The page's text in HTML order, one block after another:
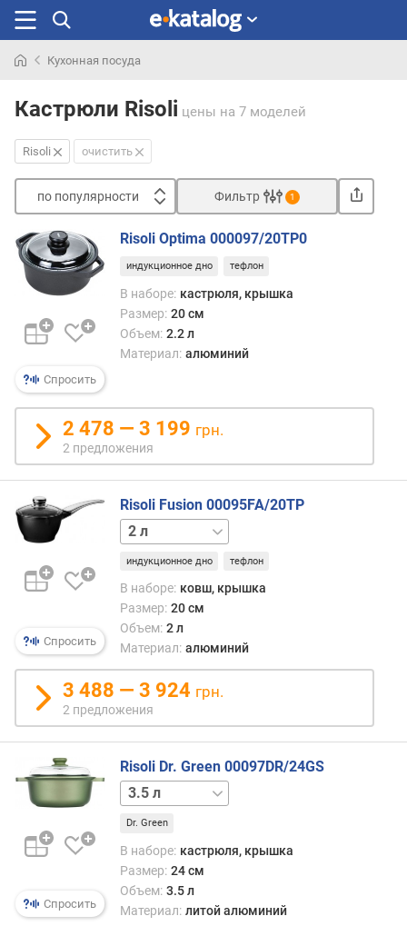
раньше
Кухонная посуда
Кастрюли Risoli цены на 7 моделей
Risoli очистить
по популярности
п
о
п
п
у
я
р
н
о
с
т
и
д
е
в
ы
х
к
д
о
р
о
г
м
т
д
Фильтр 1
Спросить
Risoli Optima 000097/20TP0
индукционное дно тефлон
В наборе: кастрюля, крышка
Размер: 20 см
Объем: 2.2 л
Материал: алюминий
2 478 — 3 199 грн.
2 предложения
Спросить
Risoli Fusion 00095FA/20TP
1.5 л
индукционное дно тефлон
В наборе: ковш, крышка
Размер: 20 см
Объем: 2 л
Материал: алюминий
3 488 — 3 924 грн.
2 предложения
Спросить
Risoli Dr. Green 00097DR/24GS
2.25 л
Dr. Green
В наборе: кастрюля, крышка
Размер: 24 см
Объем: 3.5 л
Материал: литой алюминий